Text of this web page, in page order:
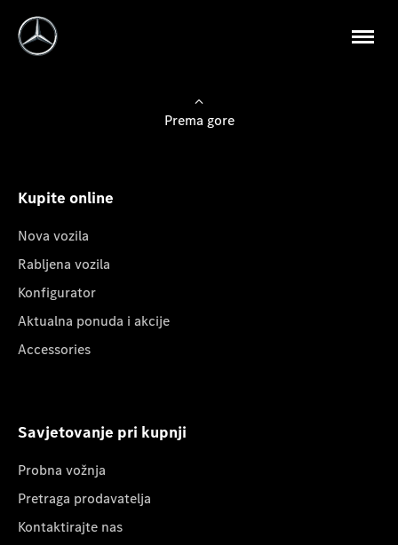
Prema gore
Kupite online
Nova vozila
Rabljena vozila
Konfigurator
Aktualna ponuda i akcije
Accessories
Savjetovanje pri kupnji
Probna vožnja
Pretraga prodavatelja
Kontaktirajte nas